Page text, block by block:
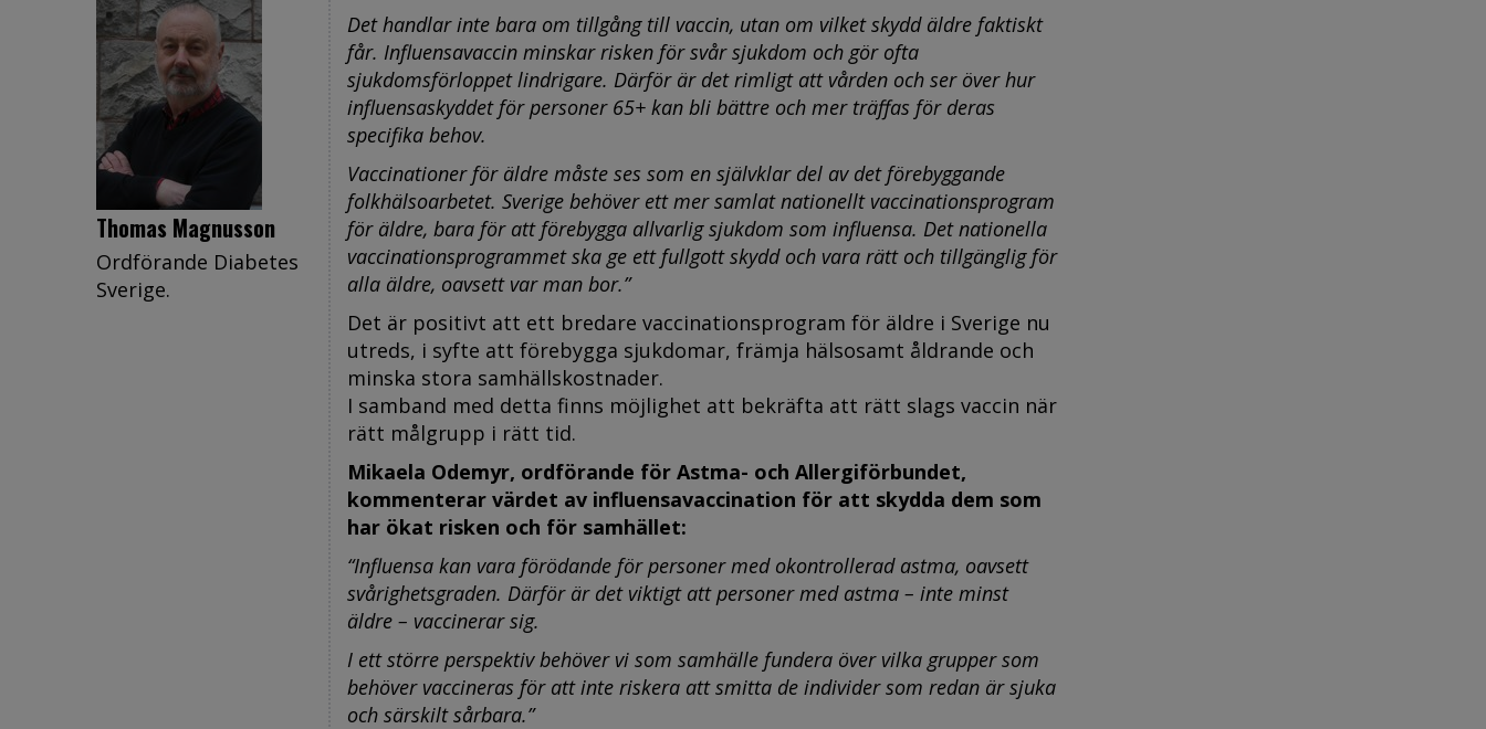
Thomas Magnusson
Ordförande Diabetes
Sverige.
Det handlar inte bara om tillgång till vaccin, utan om vilket skydd äldre faktiskt
får. Influensavaccin minskar risken för svår sjukdom och gör ofta
sjukdomsförloppet lindrigare. Därför är det rimligt att vården och ser över hur
influensaskyddet för personer 65+ kan bli bättre och mer träffas för deras
specifika behov.
Vaccinationer för äldre måste ses som en självklar del av det förebyggande
folkhälsoarbetet. Sverige behöver ett mer samlat nationellt vaccinationsprogram
för äldre, bara för att förebygga allvarlig sjukdom som influensa. Det nationella
vaccinationsprogrammet ska ge ett fullgott skydd och vara rätt och tillgänglig för
alla äldre, oavsett var man bor.”
Det är positivt att ett bredare vaccinationsprogram för äldre i Sverige nu
utreds, i syfte att förebygga sjukdomar, främja hälsosamt åldrande och
minska stora samhällskostnader.
I samband med detta finns möjlighet att bekräfta att rätt slags vaccin när
rätt målgrupp i rätt tid.
Mikaela Odemyr, ordförande för Astma- och Allergiförbundet,
kommenterar värdet av influensavaccination för att skydda dem som
har ökat risken och för samhället:
“Influensa kan vara förödande för personer med okontrollerad astma, oavsett
svårighetsgraden. Därför är det viktigt att personer med astma – inte minst
äldre – vaccinerar sig.
I ett större perspektiv behöver vi som samhälle fundera över vilka grupper som
behöver vaccineras för att inte riskera att smitta de individer som redan är sjuka
och särskilt sårbara.”